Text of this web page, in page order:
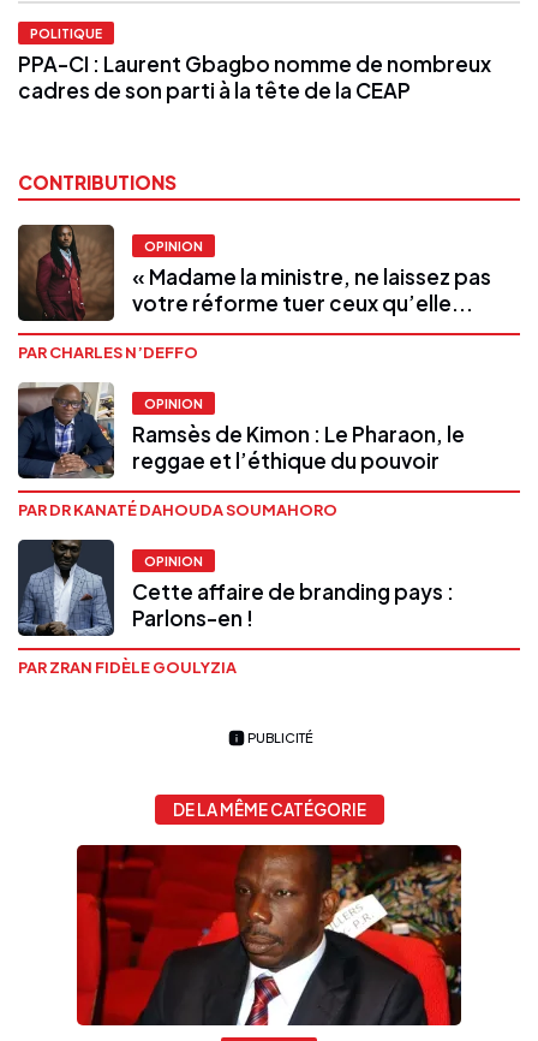
POLITIQUE
PPA-CI : Laurent Gbagbo nomme de nombreux
cadres de son parti à la tête de la CEAP
CONTRIBUTIONS
OPINION
« Madame la ministre, ne laissez pas
votre réforme tuer ceux qu’elle...
PAR CHARLES N’DEFFO
OPINION
Ramsès de Kimon : Le Pharaon, le
reggae et l’éthique du pouvoir
PAR DR KANATÉ DAHOUDA SOUMAHORO
OPINION
Cette affaire de branding pays :
Parlons-en !
PAR ZRAN FIDÈLE GOULYZIA
PUBLICITÉ
DE LA MÊME CATÉGORIE